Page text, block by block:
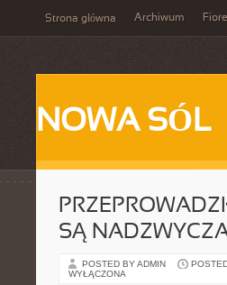
Strona główna Archiwum
NOWA SÓL
SĄ
POSTED BY ADMIN
WYŁĄCZONA